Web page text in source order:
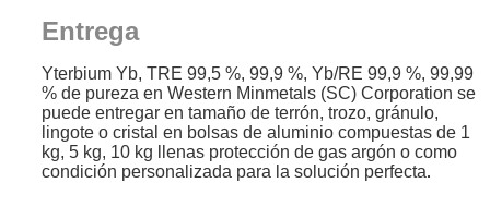
Entrega
Yterbium Yb, TRE 99,5 %, 99,9 %, Yb/RE 99,9 %, 99,99
% de pureza en Western Minmetals (SC) Corporation se
puede entregar en tamaño de terrón, trozo, gránulo,
lingote o cristal en bolsas de aluminio compuestas de 1
kg, 5 kg, 10 kg llenas protección de gas argón o como
condición personalizada para la solución perfecta.